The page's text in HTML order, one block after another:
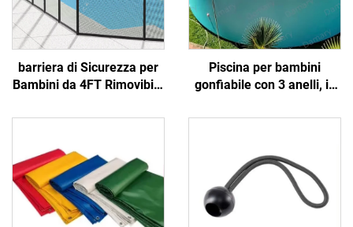
barriera di Sicurezza per
Bambini da 4FT Rimovibile
Alluminio per Piscine e
Piscina per bambini
gonfiabile con 3 anelli, in
per famiglie, con valvola di
bambini e adulti